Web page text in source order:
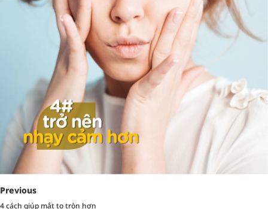
Previous
4 cách giúp mắt to tròn hơn